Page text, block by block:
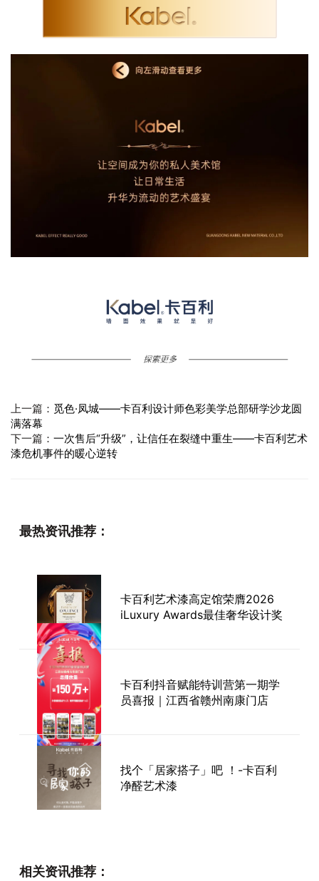
上一篇： 觅色·凤城——卡百利设计师色彩美学总部研学沙龙圆
满落幕
下一篇： 一次售后“升级”，让信任在裂缝中重生——卡百利艺术
漆危机事件的暖心逆转
最热资讯推荐：
卡百利艺术漆高定馆荣膺2026
iLuxury Awards最佳奢华设计奖
卡百利抖音赋能特训营第一期学
员喜报｜江西省赣州南康门店
找个「居家搭子」吧 ！-卡百利
净醛艺术漆
相关资讯推荐：